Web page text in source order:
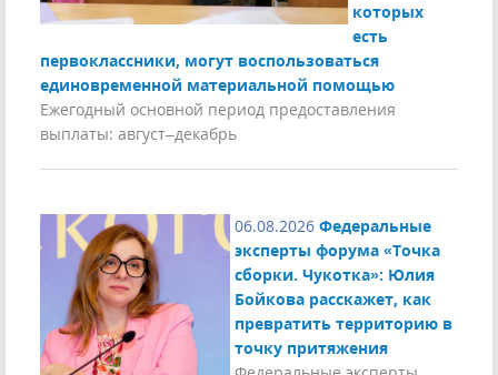
которых
есть
первоклассники, могут воспользоваться
единовременной материальной помощью
Ежегодный основной период предоставления
выплаты: август–декабрь
06.08.2026 Федеральные
эксперты форума «Точка
сборки. Чукотка»: Юлия
Бойкова расскажет, как
превратить территорию в
точку притяжения